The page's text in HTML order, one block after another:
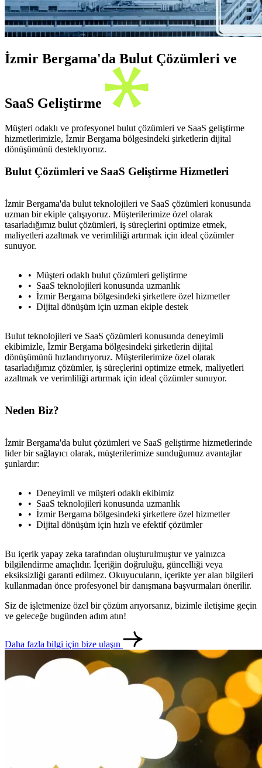
İzmir Bergama'da Bulut Çözümleri ve
SaaS Geliştirme
Müşteri odaklı ve profesyonel bulut çözümleri ve SaaS geliştirme
hizmetlerimizle, İzmir Bergama bölgesindeki şirketlerin dijital
dönüşümünü desteklıyoruz.
Bulut Çözümleri ve SaaS Geliştirme Hizmetleri
İzmir Bergama'da bulut teknolojileri ve SaaS çözümleri konusunda
uzman bir ekiple çalışıyoruz. Müşterilerimize özel olarak
tasarladığımız bulut çözümleri, iş süreçlerini optimize etmek,
maliyetleri azaltmak ve verimliliği artırmak için ideal çözümler
sunuyor.
Müşteri odaklı bulut çözümleri geliştirme
SaaS teknolojileri konusunda uzmanlık
İzmir Bergama bölgesindeki şirketlere özel hizmetler
Dijital dönüşüm için uzman ekiple destek
Bulut teknolojileri ve SaaS çözümleri konusunda deneyimli
ekibimizle, İzmir Bergama bölgesindeki şirketlerin dijital
dönüşümünü hızlandırıyoruz. Müşterilerimize özel olarak
tasarladığımız çözümler, iş süreçlerini optimize etmek, maliyetleri
azaltmak ve verimliliği artırmak için ideal çözümler sunuyor.
Neden Biz?
İzmir Bergama'da bulut çözümleri ve SaaS geliştirme hizmetlerinde
lider bir sağlayıcı olarak, müşterilerimize sunduğumuz avantajlar
şunlardır:
Deneyimli ve müşteri odaklı ekibimiz
SaaS teknolojileri konusunda uzmanlık
İzmir Bergama bölgesindeki şirketlere özel hizmetler
Dijital dönüşüm için hızlı ve efektif çözümler
Bu içerik yapay zeka tarafından oluşturulmuştur ve yalnızca
bilgilendirme amaçlıdır. İçeriğin doğruluğu, güncelliği veya
eksiksizliği garanti edilmez. Okuyucuların, içerikte yer alan bilgileri
kullanmadan önce profesyonel bir danışmana başvurmaları önerilir.
Siz de işletmenize özel bir çözüm arıyorsanız, bizimle iletişime geçin
ve geleceğe bugünden adım atın!
Daha fazla bilgi için bize ulaşın